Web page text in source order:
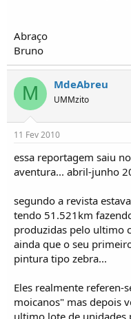
Abraço
Bruno
M MdeAbreu
UMMzito
11 Fev 2010
essa reportagem saiu
aventura... abril-junho
segundo a revista
tendo 51.521km
produzidas pelo ultimo
ainda que o seu
pintura tipo zebra...
Eles realmente referen-
moicanos" mas depois